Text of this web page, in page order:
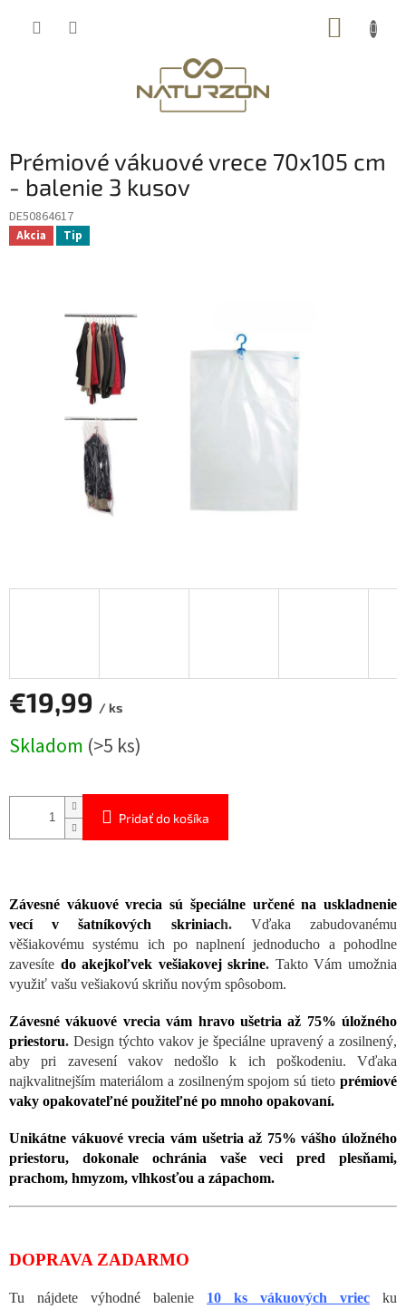
Prémiové vákuové vrece 70x105 cm
- balenie 3 kusov
DE50864617
Akcia Tip
€19,99 / ks
cena:
Skladom (>5 ks)
Pridať do košíka
Závesné vákuové vrecia sú špeciálne určené na uskladnenie
vecí v šatníkových skriniach. Vďaka zabudovanému
věšiakovému systému ich po naplnení jednoducho a pohodlne
zavesíte do akejkoľvek vešiakovej skrine. Takto Vám umožnia
využiť vašu vešiakovú skriňu novým spôsobom.
Závesné vákuové vrecia vám hravo ušetria až 75% úložného
priestoru. Design týchto vakov je špeciálne upravený a zosilnený,
aby pri zavesení vakov nedošlo k ich poškodeniu. Vďaka
najkvalitnejším materiálom a zosilneným spojom sú tieto prémiové
vaky opakovateľné použiteľné po mnoho opakovaní.
Unikátne vákuové vrecia vám ušetria až 75% vášho úložného
priestoru, dokonale ochránia vaše veci pred plesňami,
prachom, hmyzom, vlhkosťou a zápachom.
DOPRAVA ZADARMO
Tu nájdete výhodné balenie 10 ks vákuových vriec
ku